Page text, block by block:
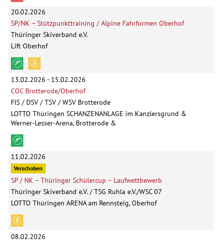
20.02.2026
SP/NK – Stützpunkttraining / Alpine Fahrformen Oberhof
Thüringer Skiverband e.V.
Lift Oberhof
13.02.2026 - 15.02.2026
COC Brotterode/Oberhof
FIS / DSV / TSV / WSV Brotterode
LOTTO Thüringen SCHANZENANLAGE im Kanzlersgrund &
Werner-Lesser-Arena, Brotterode &
11.02.2026
Verschoben
SP / NK – Thüringer Schülercup – Laufwettbewerb
Thüringer Skiverband e.V. / TSG Ruhla e.V./WSC 07
LOTTO Thüringen ARENA am Rennsteig, Oberhof
08.02.2026